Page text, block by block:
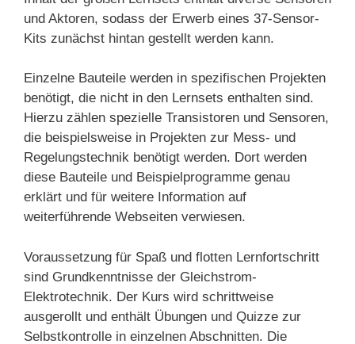
und Aktoren, sodass der Erwerb eines 37-Sensor-
Kits zunächst hintan gestellt werden kann.
Einzelne Bauteile werden in spezifischen Projekten
benötigt, die nicht in den Lernsets enthalten sind.
Hierzu zählen spezielle Transistoren und Sensoren,
die beispielsweise in Projekten zur Mess- und
Regelungstechnik benötigt werden. Dort werden
diese Bauteile und Beispielprogramme genau
erklärt und für weitere Information auf
weiterführende Webseiten verwiesen.
Voraussetzung für Spaß und flotten Lernfortschritt
sind Grundkenntnisse der Gleichstrom-
Elektrotechnik. Der Kurs wird schrittweise
ausgerollt und enthält Übungen und Quizze zur
Selbstkontrolle in einzelnen Abschnitten. Die